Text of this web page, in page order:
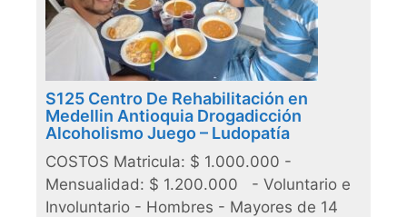
S125 Centro De Rehabilitación en
Medellin Antioquia Drogadicción
Alcoholismo Juego – Ludopatía
COSTOS Matricula: $ 1.000.000 -
Mensualidad: $ 1.200.000 - Voluntario e
Involuntario - Hombres - Mayores de 14